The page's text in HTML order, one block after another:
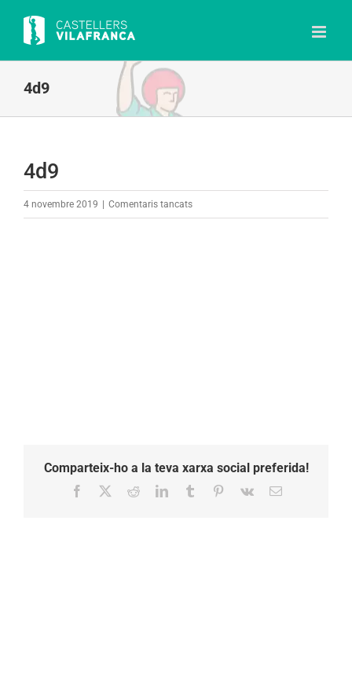
content
4d9
4d9
4 novembre 2019 Comentaris tancatsa
Comparteix-ho a la teva xarxa social preferida!
Facebook RedditLinkedInTumblr Pinterest
Vk Email: